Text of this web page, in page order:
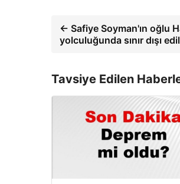
← Safiye Soyman'ın oğlu
yolculuğunda sınır dışı
Tavsiye Edilen